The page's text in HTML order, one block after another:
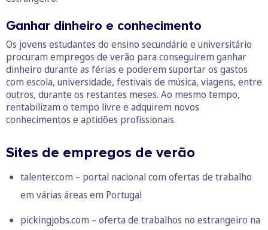
Ganhar dinheiro e conhecimento
Os jovens estudantes do ensino secundário e universitário
procuram empregos de verão para conseguirem ganhar
dinheiro durante as férias e poderem suportar os gastos
com escola, universidade, festivais de música, viagens, entre
outros, durante os restantes meses. Ao mesmo tempo,
rentabilizam o tempo livre e adquirem novos
conhecimentos e aptidões profissionais.
Sites de empregos de verão
talenter.com – portal nacional com ofertas de trabalho
em várias áreas em Portugal
pickingjobs.com – oferta de trabalhos no estrangeiro na